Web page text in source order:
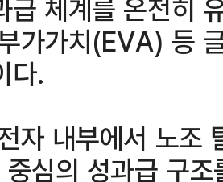
급 체계를 온전히
가가치(EVA) 등
다.
자 내부에서 노조
심의 성과급 구